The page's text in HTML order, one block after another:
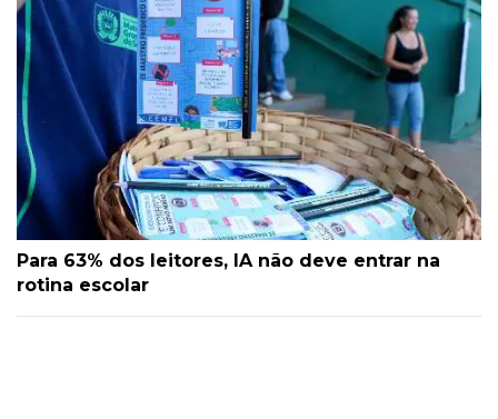
Para 63% dos leitores, IA não deve entrar na
rotina escolar